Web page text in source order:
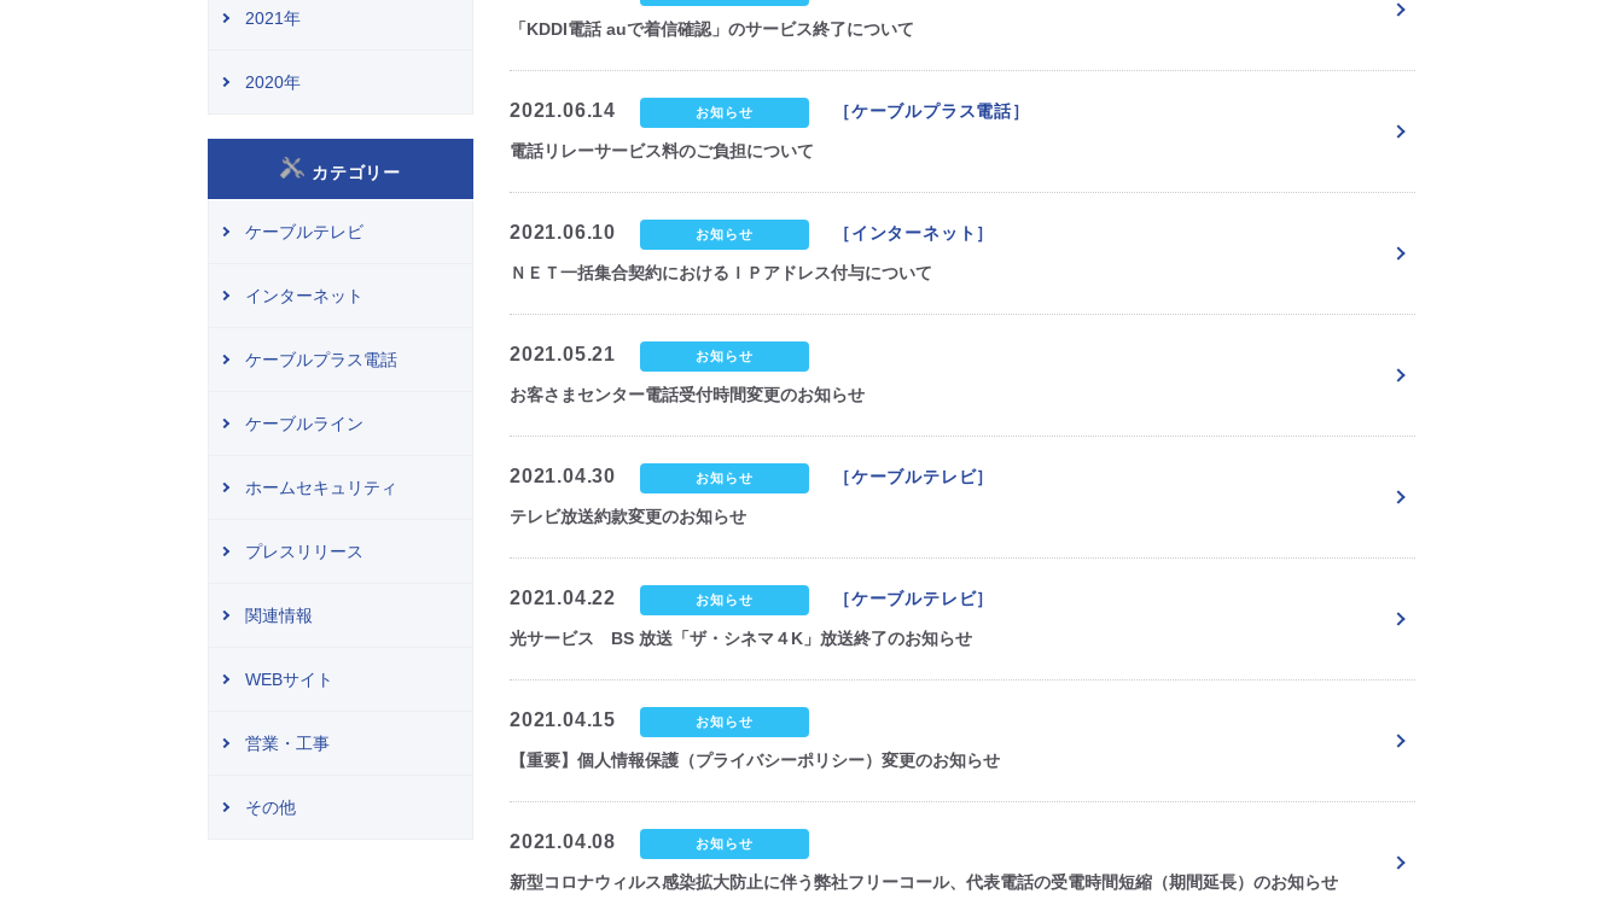
「KDDI電話 auで着信確認」のサービス終了について
2021.06.14 お知らせ ［ケーブルプラス電話］
電話リレーサービス料のご負担について
2021.06.10 お知らせ ［インターネット］
ＮＥＴ一括集合契約におけるＩＰアドレス付与について
2021.05.21 お知らせ
お客さまセンター電話受付時間変更のお知らせ
2021.04.30 お知らせ ［ケーブルテレビ］
テレビ放送約款変更のお知らせ
2021.04.22 お知らせ ［ケーブルテレビ］
光サービス BS 放送「ザ・シネマ４K」放送終了のお知らせ
2021.04.15 お知らせ
【重要】個人情報保護（プライバシーポリシー）変更のお知らせ
2021.04.08 お知らせ
新型コロナウィルス感染拡大防止に伴う弊社フリーコール、代表電話の受電時間短縮（期間延長）のお知らせ
2021年
2020年
カテゴリー
ケーブルテレビ
インターネット
ケーブルプラス電話
ケーブルライン
ホームセキュリティ
プレスリリース
関連情報
WEBサイト
営業・工事
その他